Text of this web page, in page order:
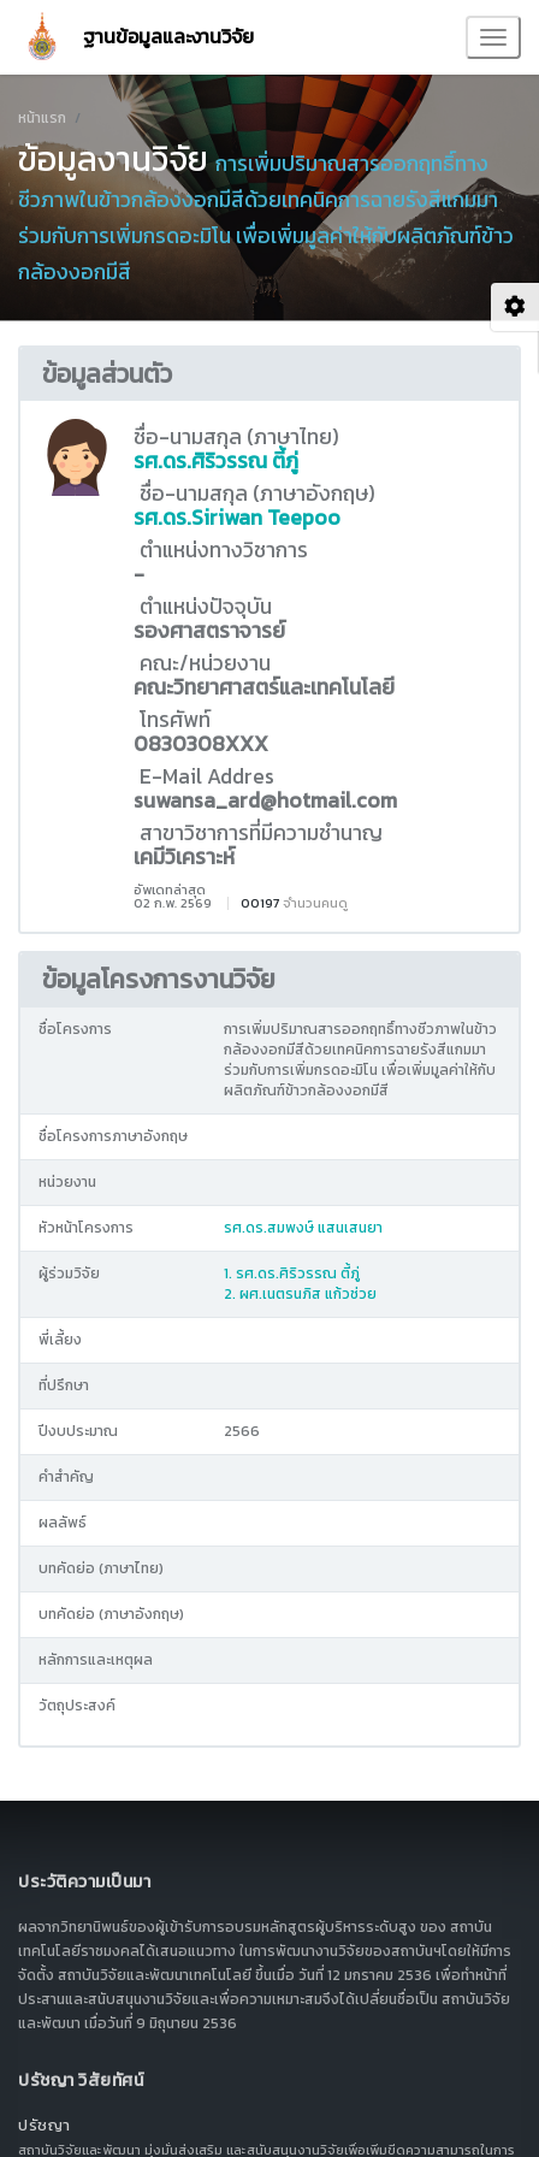
ฐานข้อมูลและงานวิจัย
หน้าแรก
ข้อมูลงานวิจัยการเพิ่มปริมาณสารออกฤทธิ์ทาง
ชีวภาพในข้าวกล้องงอกมีสีด้วยเทคนิคการฉายรังสีแกมมา
ร่วมกับการเพิ่มกรดอะมิโน เพื่อเพิ่มมูลค่าให้กับผลิตภัณฑ์ข้าว
กล้องงอกมีสี
ข้อมูลส่วนตัว
ชื่อ-นามสกุล (ภาษาไทย)
รศ.ดร.ศิริวรรณ ตี้ภู่
ชื่อ-นามสกุล (ภาษาอังกฤษ)
รศ.ดร.Siriwan Teepoo
ตำแหน่งทางวิชาการ
-
ตำแหน่งปัจจุบัน
รองศาสตราจารย์
คณะ/หน่วยงาน
คณะวิทยาศาสตร์และเทคโนโลยี
โทรศัพท์
0830308XXX
E-Mail Addres
suwansa_ard@hotmail.com
สาขาวิชาการที่มีความชำนาญ
เคมีวิเคราะห์
อัพเดทล่าสุด
02 ก.พ. 2569 00197จำนวนคนดู
ข้อมูลโครงการงานวิจัย
ชื่อโครงการ
การเพิ่มปริมาณสารออกฤทธิ์ทางชีวภาพในข้าว
กล้องงอกมีสีด้วยเทคนิคการฉายรังสีแกมมา
ร่วมกับการเพิ่มกรดอะมิโน เพื่อเพิ่มมูลค่าให้กับ
ผลิตภัณฑ์ข้าวกล้องงอกมีสี
ชื่อโครงการภาษาอังกฤษ
หน่วยงาน
หัวหน้าโครงการ รศ.ดร.สมพงษ์ แสนเสนยา
ผู้ร่วมวิจัย
1. รศ.ดร.ศิริวรรณ ตี้ภู่
2. ผศ.เนตรนภิส แก้วช่วย
พี่เลี้ยง
ที่ปรึกษา
ปีงบประมาณ 2566
คำสำคัญ
ผลลัพธ์
บทคัดย่อ (ภาษาไทย)
บทคัดย่อ (ภาษาอังกฤษ)
หลักการและเหตุผล
วัตถุประสงค์
ประวัติความเป็นมา
ผลจากวิทยานิพนธ์ของผู้เข้ารับการอบรมหลักสูตรผู้บริหารระดับสูง ของ สถาบัน
เทคโนโลยีราชมงคลได้เสนอแนวทาง ในการพัฒนางานวิจัยของสถาบันฯโดยให้มีการ
จัดตั้ง สถาบันวิจัยและพัฒนาเทคโนโลยี ขึ้นเมื่อ วันที่ 12 มกราคม 2536 เพื่อทำหน้าที่
ประสานและสนับสนุนงานวิจัยและเพื่อความเหมาะสมจึงได้เปลี่ยนชื่อเป็น สถาบันวิจัย
และพัฒนา เมื่อวันที่ 9 มิถุนายน 2536
ปรัชญา วิสัยทัศน์
ปรัชญา
สถาบันวิจัยและพัฒนา มุ่งมั่นส่งเสริม และสนับสนุนงานวิจัยเพื่อเพิ่มขีดความสามารถในการ